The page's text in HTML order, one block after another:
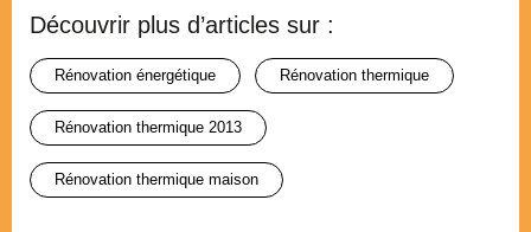
Découvrir plus d’articles sur :
rénovation énergétique rénovation thermique
rénovation thermique 2013
rénovation thermique maison